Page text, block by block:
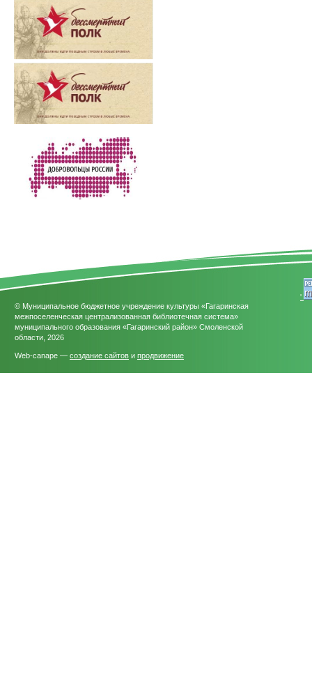
© Муниципальное бюджетное учреждение культуры «Гагаринская
межпоселенческая централизованная библиотечная система»
муниципального образования «Гагаринский район» Смоленской
области, 2026
Web-canape — создание сайтов и продвижение
'